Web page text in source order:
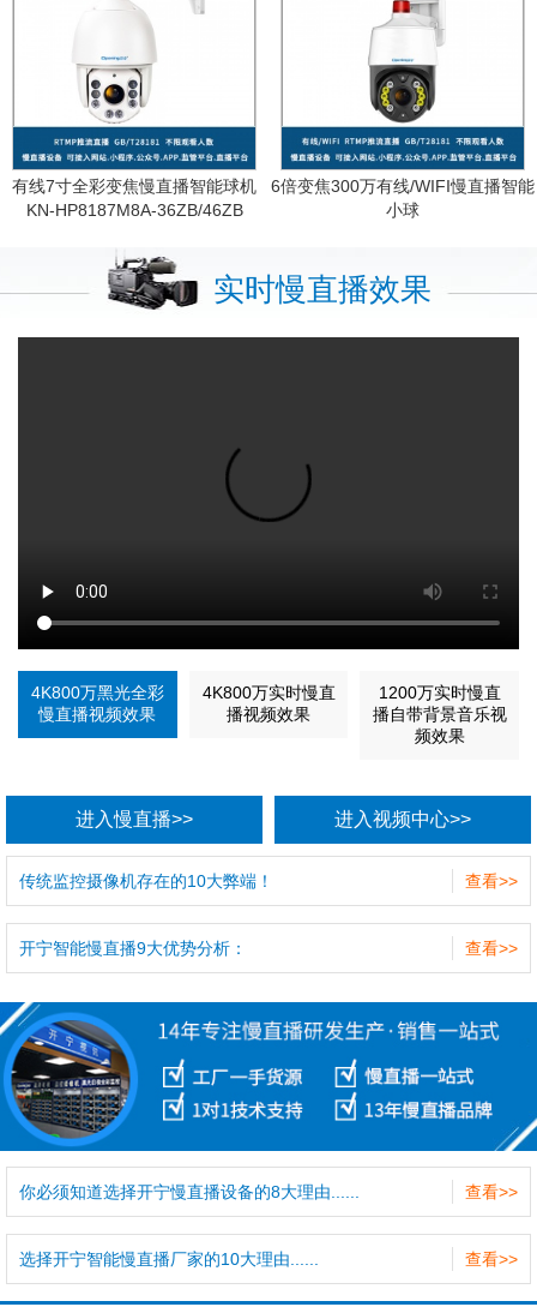
有线7寸全彩变焦慢直播智能球机
KN-HP8187M8A-36ZB/46ZB
6倍变焦300万有线/WIFI慢直播智能
小球
实时慢直播效果
4K800万黑光全彩
慢直播视频效果
4K800万实时慢直
播视频效果
1200万实时慢直
播自带背景音乐视
频效果
进入慢直播>> 进入视频中心>>
查看>>
传统监控摄像机存在的10大弊端！
查看>>
开宁智能慢直播9大优势分析：
查看>>
你必须知道选择开宁慢直播设备的8大理由......
查看>>
选择开宁智能慢直播厂家的10大理由......